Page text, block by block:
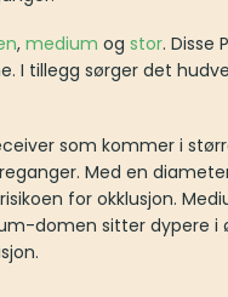
, medium og stor. Disse
I tillegg sørger det
som kommer i
Med en
for okklusjon.
domen sitter dypere